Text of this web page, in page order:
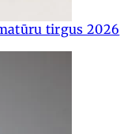
tirgus 2026